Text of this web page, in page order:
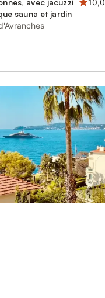
avec jacuzzi
sauna et jardin
10,0